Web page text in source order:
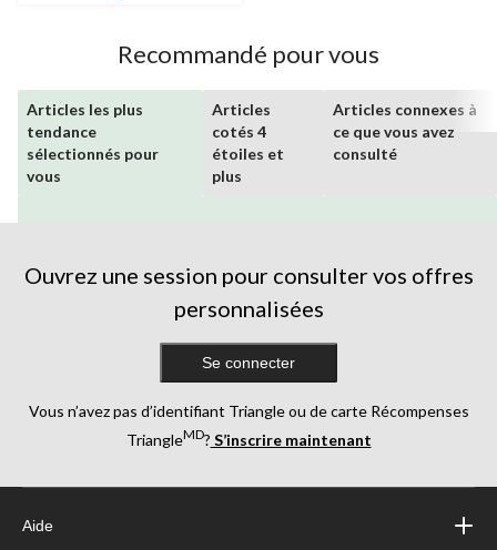
Recommandé pour vous
Articles les plus
tendance
sélectionnés pour
vous
Articles
cotés 4
étoiles et
plus
Articles connexes à
ce que vous avez
consulté
Ouvrez une session pour consulter vos offres
personnalisées
Se connecter
Vous n’avez pas d’identifiant Triangle ou de carte Récompenses
TriangleMD? S’inscrire maintenant
Aide